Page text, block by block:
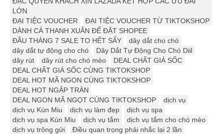
LỚN
ĐẠI TIỆC VOUCHER
ĐẠI TIỆC VOUCHER TỪ TIKTOKSHOP
DÀNH CẢ THANH XUÂN ĐỂ ĐẶT SHOPEE
ĐẦU THÁNG 7 SALE TO HẾT SẨY
dây dắt cho chó
dây dắt tự động cho chó
Dây Dắt Tự Động Cho Chó Diil
dây rút
dây rút cho chó mèo
DEAL CHẤT GIÁ SỐC
DEAL CHẤT GIÁ SỐC CÙNG TIKTOKSHOP
DEAL HOT MÃ NGON CÙNG TIKTOKSHOP
DEAL HOT NGẬP TRÀN
DEAL NGON MÃ NGỌT CÙNG TIKTOKSHOP
dịch vụ
dịch vụ Kún Miu
dịch vụ làm đẹp
dịch vụ spa
dịch vụ spa Kún Miu
dịch vụ tắm
dịch vụ tắm cho chó mèo
dịch vụ trông gửi
Điều quan trọng phải nhắc lại 2 lần